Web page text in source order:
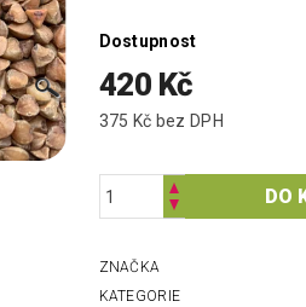
Dostupnost
420 Kč
375 Kč bez DPH
ZNAČKA
KATEGORIE